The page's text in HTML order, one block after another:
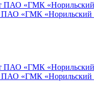
ПАО «ГМК «Норильский
ПАО «ГМК «Норильский
ПАО «ГМК «Норильский
ПАО «ГМК «Норильский